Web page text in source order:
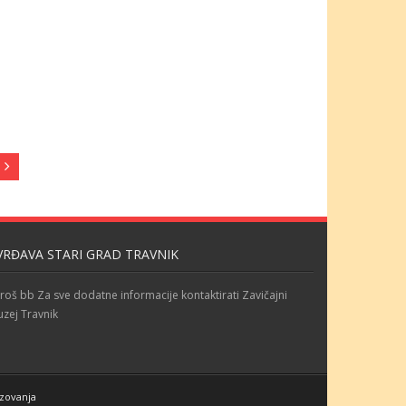
STARI GRAD TRAVNIK
bb Za sve dodatne informacije kontaktirati Zavičajni
Travnik